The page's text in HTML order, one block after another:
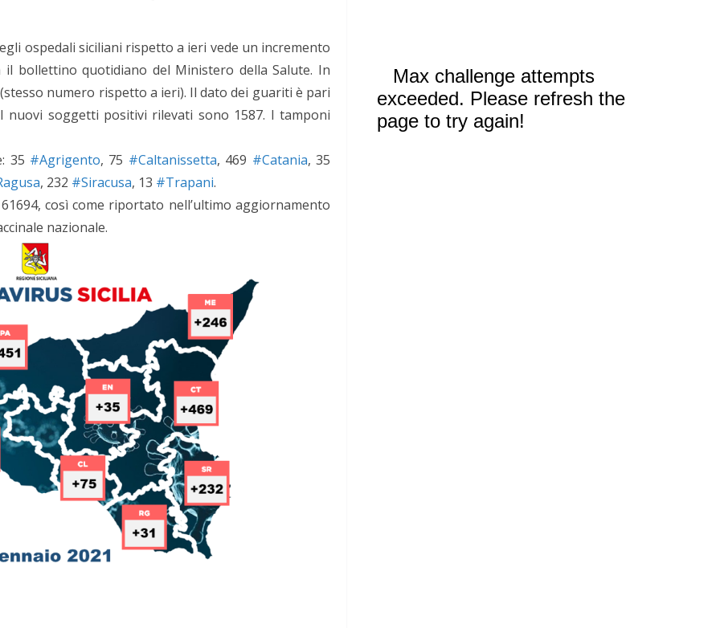
ospedali siciliani rispetto a ieri vede un incremento
bollettino quotidiano del Ministero della Salute. In
numero rispetto a ieri). Il dato dei guariti è pari
nuovi soggetti positivi rilevati sono 1587. I tamponi
35 #Agrigento, 75 #Caltanissetta, 469 #Catania, 35
, 232 #Siracusa, 13 #Trapani.
così come riportato nell’ultimo aggiornamento
nazionale.